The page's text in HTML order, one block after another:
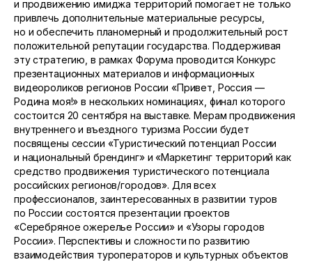
и продвижению имиджа территорий помогает не только
привлечь дополнительные материальные ресурсы,
но и обеспечить планомерный и продолжительный рост
положительной репутации государства. Поддерживая
эту стратегию, в рамках Форума проводится Конкурс
презентационных материалов и информационных
видеороликов регионов России «Привет, Россия —
Родина моя!» в нескольких номинациях, финал которого
состоится 20 сентября на выставке. Мерам продвижения
внутреннего и въездного туризма России будет
посвящены сессии «Туристический потенциал России
и национальный брендинг» и «Маркетинг территорий как
средство продвижения туристического потенциала
российских регионов/городов». Для всех
профессионалов, заинтересованных в развитии туров
по России состоятся презентации проектов
«Серебряное ожерелье России» и «Узоры городов
России». Перспективы и сложности по развитию
взаимодействия туроператоров и культурных объектов